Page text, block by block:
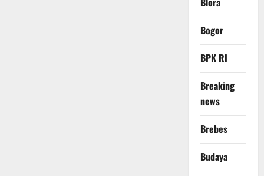
Bogor
BPK RI
Breaking
news
Brebes
Budaya